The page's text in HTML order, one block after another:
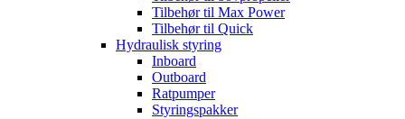
Tilbehør til Max Power
Tilbehør til Quick
Hydraulisk styring
Inboard
Outboard
Ratpumper
Styringspakker